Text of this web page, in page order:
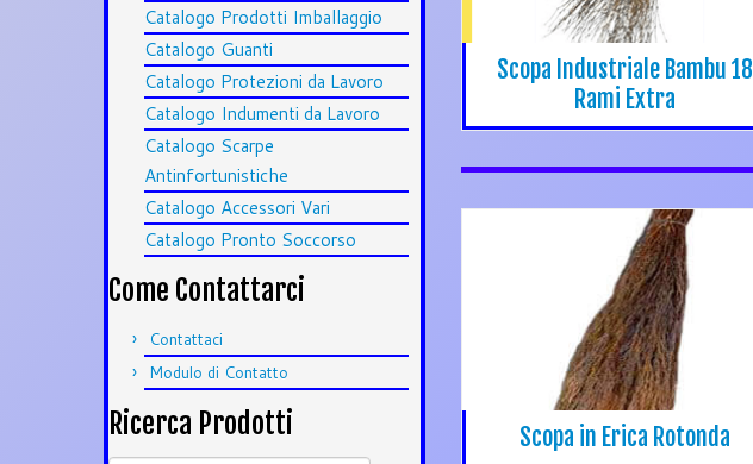
Catalogo Prodotti Imballaggio
Catalogo Guanti
Catalogo Protezioni da Lavoro
Catalogo Indumenti da Lavoro
Catalogo Scarpe
Antinfortunistiche
Catalogo Accessori Vari
Catalogo Pronto Soccorso
Come Contattarci
Contattaci
Modulo di Contatto
Ricerca Prodotti
Scopa Industriale Bambu 18
Rami Extra
Scopa in Erica Rotonda